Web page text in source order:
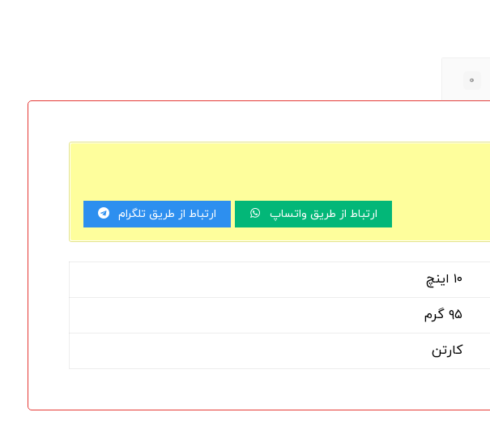
۰
ارتباط از طریق تلگرام ارتباط از طریق واتساپ
۱۰ اینچ
۹۵ گرم
کارتن